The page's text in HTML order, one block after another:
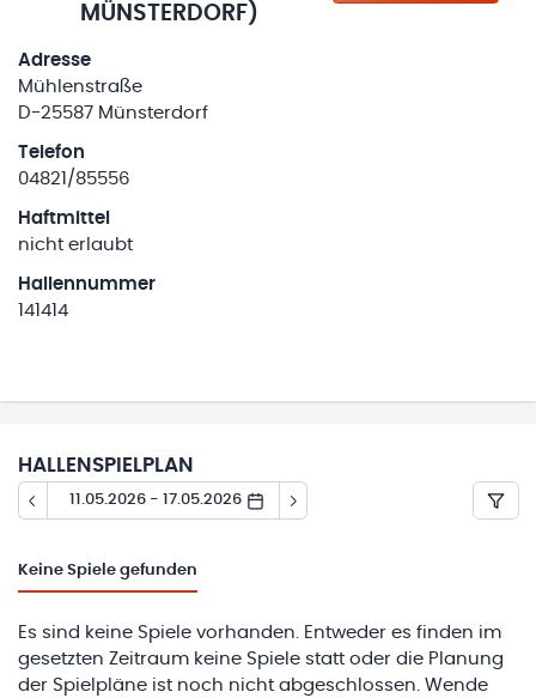
MÜNSTERDORF)
Adresse
Mühlenstraße
D-25587 Münsterdorf
Telefon
04821/85556
Haftmittel
nicht erlaubt
Hallennummer
141414
HALLENSPIELPLAN
11.05.2026 - 17.05.2026
Keine Spiele gefunden
Es sind keine Spiele vorhanden. Entweder es finden im
gesetzten Zeitraum keine Spiele statt oder die Planung
der Spielpläne ist noch nicht abgeschlossen. Wende